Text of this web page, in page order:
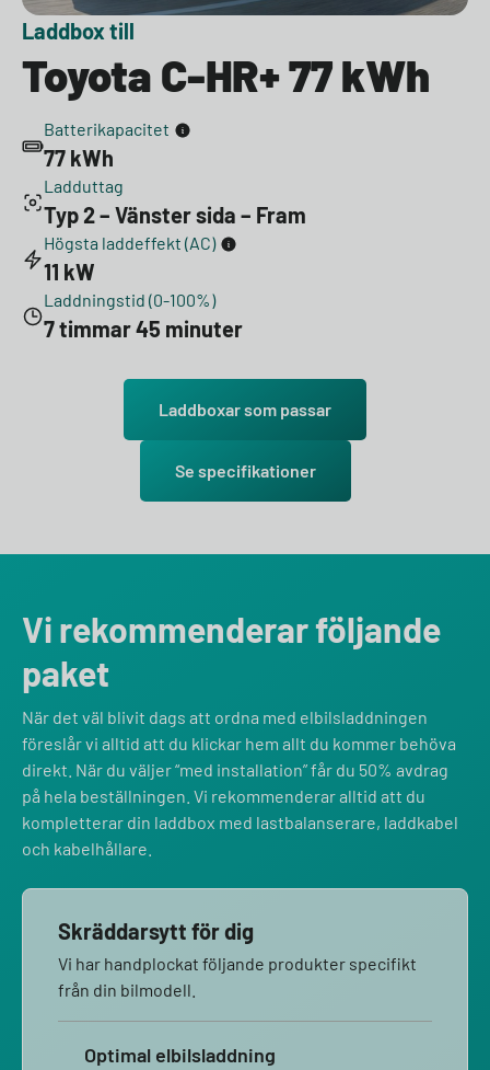
Laddbox till
Toyota C-HR+ 77 kWh
Batterikapacitet
77 kWh
Ladduttag
Typ 2 – Vänster sida – Fram
Högsta laddeffekt (AC)
11 kW
Laddningstid (0-100%)
7 timmar 45 minuter
Laddboxar som passar
Se specifikationer
Vi rekommenderar följande
paket
När det väl blivit dags att ordna med elbilsladdningen
föreslår vi alltid att du klickar hem allt du kommer behöva
direkt. När du väljer “med installation” får du 50% avdrag
på hela beställningen. Vi rekommenderar alltid att du
kompletterar din laddbox med lastbalanserare, laddkabel
och kabelhållare.
Skräddarsytt för dig
Vi har handplockat följande produkter specifikt
från din bilmodell.
Optimal elbilsladdning